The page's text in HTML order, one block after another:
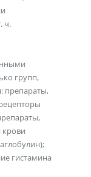
ч.
групп,
препараты,
гистамина